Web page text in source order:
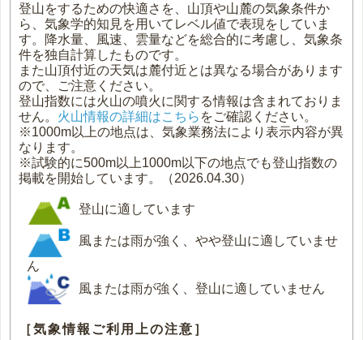
登山をするための快適さを、山頂や山麓の気象条件か
ら、気象学的知見を用いてレベル値で表現をしていま
す。降水量、風速、雲量などを総合的に考慮し、気象条
件を独自計算したものです。
また山頂付近の天気は麓付近とは異なる場合があります
ので、ご注意ください。
登山指数には火山の噴火に関する情報は含まれておりま
せん。 火山情報の詳細はこちら をご確認ください。
※1000m以上の地点は、気象業務法により表示内容が異
なります。
※試験的に500m以上1000m以下の地点でも登山指数の
掲載を開始しています。（2026.04.30）
登山に適しています
風または雨が強く、やや登山に適していませ
ん
風または雨が強く、登山に適していません
［気象情報ご利用上の注意］